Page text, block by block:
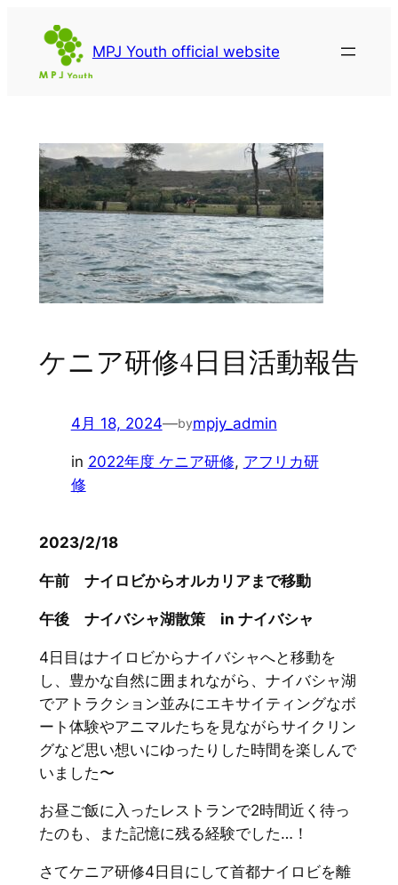
MPJ Youth official website
ケニア研修4日目活動報告
4月 18, 2024—bympjy_admin
in 2022年度 ケニア研修, アフリカ研
修
2023/2/18
午前 ナイロビからオルカリアまで移動
午後 ナイバシャ湖散策 in ナイバシャ
4日目はナイロビからナイバシャへと移動を
し、豊かな自然に囲まれながら、ナイバシャ湖
でアトラクション並みにエキサイティングなボ
ート体験やアニマルたちを見ながらサイクリン
グなど思い想いにゆったりした時間を楽しんで
いました〜
お昼ご飯に入ったレストランで2時間近く待っ
たのも、また記憶に残る経験でした…！
さてケニア研修4日目にして首都ナイロビを離